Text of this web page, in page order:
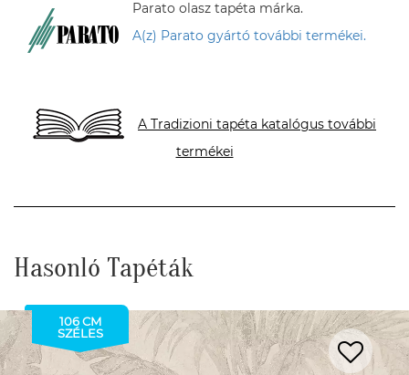
Parato olasz tapéta márka.
A(z) Parato gyártó további termékei.
A Tradizioni tapéta katalógus további
termékei
Hasonló Tapéták
106 CM
SZÉLES